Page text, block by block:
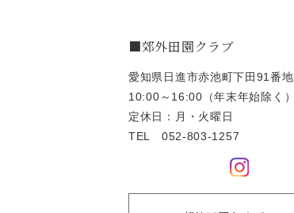
■郊外田園クラブ
愛知県日進市赤池町下田91番地
10:00～16:00（年末年始除く）
定休日：月・火曜日
TEL 052-803-1257